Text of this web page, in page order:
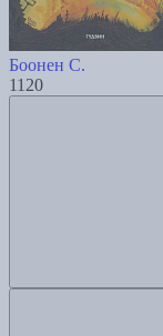
Боонен С.
1120